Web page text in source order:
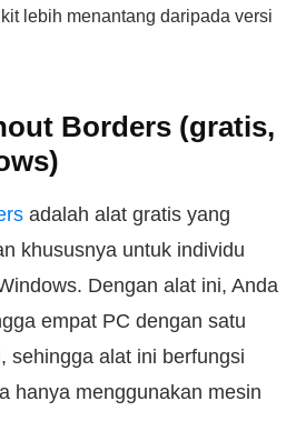
lebih menantang daripada versi
Borders (gratis,
adalah alat gratis yang
khususnya untuk individu
Dengan alat ini, Anda
empat PC dengan satu
sehingga alat ini berfungsi
hanya menggunakan mesin